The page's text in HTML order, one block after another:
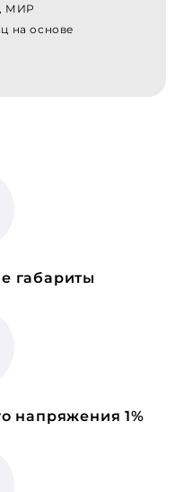
МИР
на основе
габариты
напряжения 1%